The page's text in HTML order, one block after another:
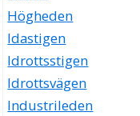
Högheden
Idastigen
Idrottsstigen
Idrottsvägen
Industrileden